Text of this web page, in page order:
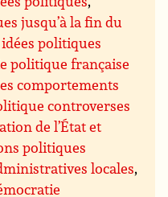
jusqu’à la fin du
politiques
politique française
comportements
controverses
de l’État et
politiques
locales,